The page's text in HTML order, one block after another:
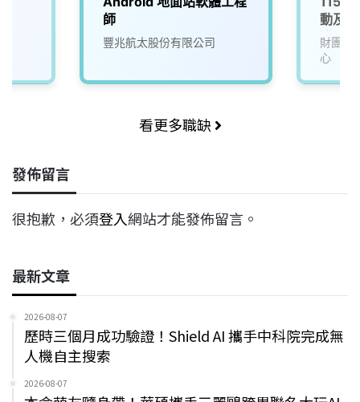
師
豐兆航太股份有限公司
動及
發署-
財團法
心
看更多職缺
發佈留言
很抱歉，必須登入網站才能發佈留言。
最新文章
2026-08-07
歷時三個月成功驗證！Shield AI 攜手中科院完成無
人機自主搜索
2026-08-07